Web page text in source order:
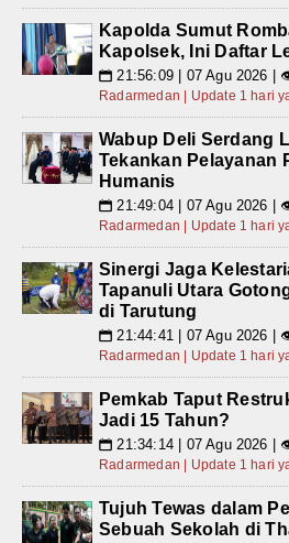
Kapolda Sumut
Kapolsek, Ini Daftar
📅 21:56:09 | 07 Agu 2026 |
Radarmedan | Update 1 hari
Wabup Deli Serdang
Tekankan Pelayanan
Humanis
📅 21:49:04 | 07 Agu 2026 |
Radarmedan | Update 1 hari
Sinergi Jaga
Tapanuli Utara
di Tarutung
📅 21:44:41 | 07 Agu 2026 |
Radarmedan | Update 1 hari
Pemkab Taput
Jadi 15 Tahun?
📅 21:34:14 | 07 Agu 2026 |
Radarmedan | Update 1 hari
Tujuh Tewas dalam
Sebuah Sekolah di